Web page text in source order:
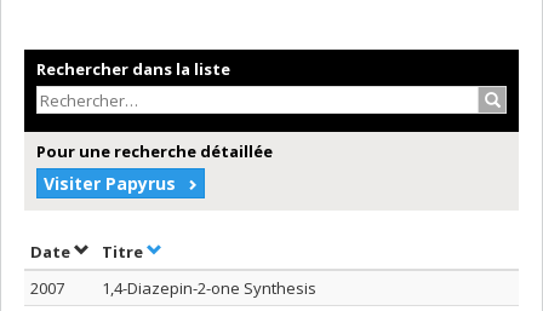
Rechercher dans la liste
Pour une recherche détaillée
Visiter Papyrus
DateTrier par date en ordre croissant
TitreTrier par titre en ordre croissant
2007
1,4-Diazepin-2-one Synthesis